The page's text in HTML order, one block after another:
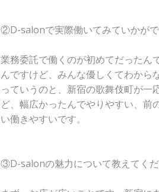
②D-salonで実際働いてみていかがで
業務委託で働くのが初めてだったん
んですけど、みんな優しくてわから
っていうのと、新宿の歌舞伎町が一
ど、幅広かったんでやりやすい、
い働きやすいです。
③D-salonの魅力について教えてくだ